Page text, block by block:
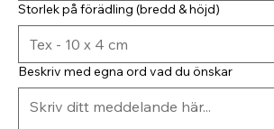
Storlek på förädling (bredd & höjd)
Beskriv med egna ord vad du önskar